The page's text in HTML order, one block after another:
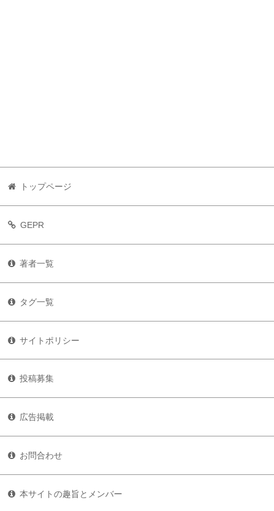
トップページ
GEPR
著者一覧
タグ一覧
サイトポリシー
投稿募集
広告掲載
お問合わせ
本サイトの趣旨とメンバー